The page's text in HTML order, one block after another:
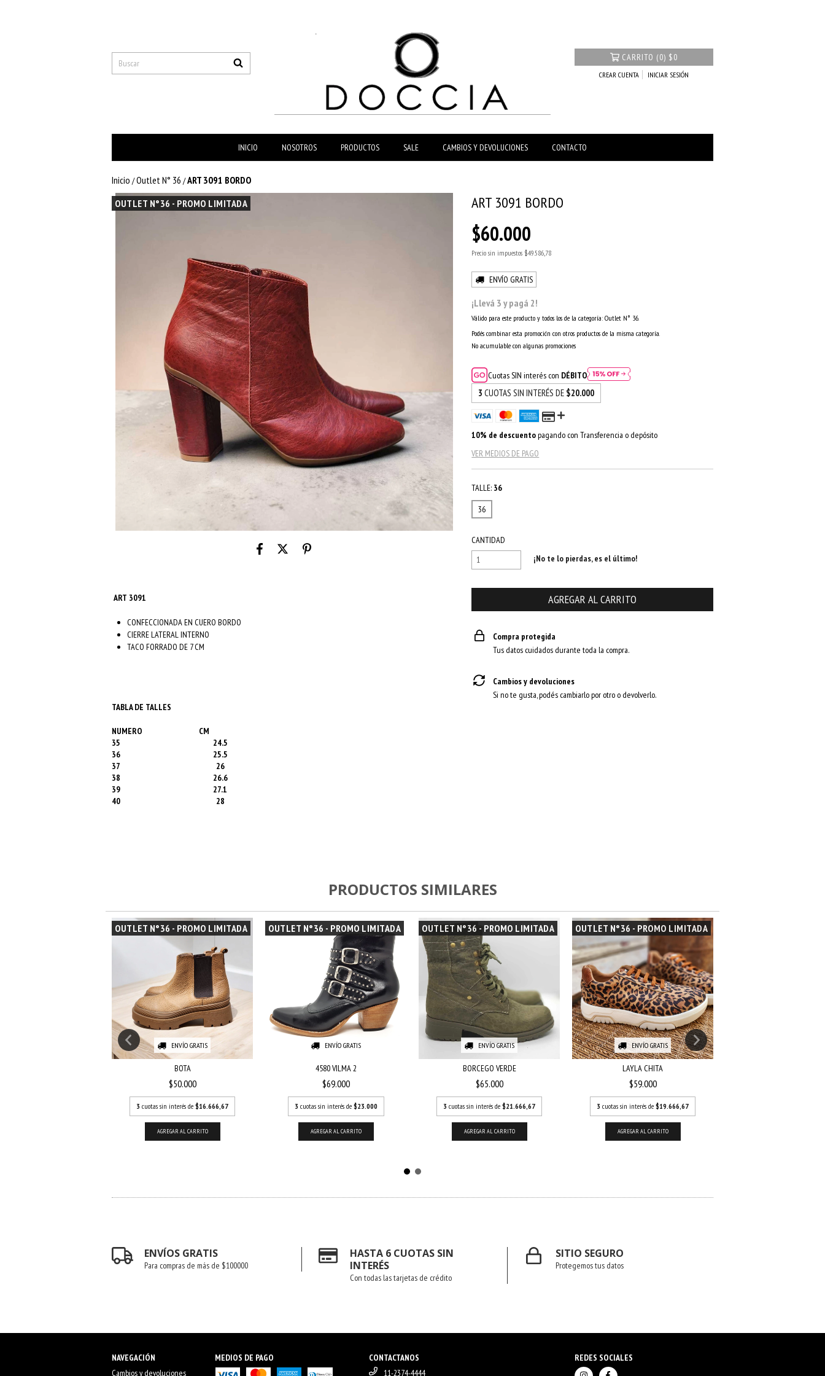
CARRITO (0) $0
CREAR CUENTA INICIAR SESIÓN
INICIO NOSOTROS PRODUCTOS SALE CAMBIOS Y DEVOLUCIONES CONTACTO
Inicio /Outlet N° 36 /ART 3091 BORDO
OUTLET N°36 - PROMO LIMITADA
ART 3091
CONFECCIONADA EN CUERO BORDO
CIERRE LATERAL INTERNO
TACO FORRADO DE 7 CM
TABLA DE TALLES
NUMERO
CM
35
24.5
36
25.5
37
26
38
26.6
39
27.1
40
28
ART 3091 BORDO
$60.000
Precio sin impuestos $49.586,78
ENVÍO GRATIS
¡Llevá 3 y pagá 2!
Válido para este producto y todos los de la categoría: Outlet N° 36.
Podés combinar esta promoción con otros productos de la misma categoría.
No acumulable con algunas promociones
Cuotas SIN interés con DÉBITO
3 CUOTAS SIN INTERÉS DE $20.000
10% de descuentopagando con Transferencia o depósito
VER MEDIOS DE PAGO
TALLE: 36
36
CANTIDAD
¡No te lo pierdas, es el último!
Compra protegida
Tus datos cuidados durante toda la compra.
Cambios y devoluciones
Si no te gusta, podés cambiarlo por otro o devolverlo.
PRODUCTOS SIMILARES
OUTLET N°36 - PROMO LIMITADA
ENVÍO GRATIS
BOTA
$50.000
3 cuotas sin interés de $16.666,67
AGREGAR AL CARRITO
OUTLET N°36 - PROMO LIMITADA
ENVÍO GRATIS
4580 VILMA 2
$69.000
3 cuotas sin interés de $23.000
AGREGAR AL CARRITO
OUTLET N°36 - PROMO LIMITADA
ENVÍO GRATIS
BORCEGO VERDE
$65.000
3 cuotas sin interés de $21.666,67
AGREGAR AL CARRITO
OUTLET N°36 - PROMO LIMITADA
ENVÍO GRATIS
LAYLA CHITA
$59.000
3 cuotas sin interés de $19.666,67
AGREGAR AL CARRITO
ENVÍOS GRATIS
Para compras de más de $100000
HASTA 6 CUOTAS SIN
INTERÉS
Con todas las tarjetas de crédito
SITIO SEGURO
Protegemos tus datos
NAVEGACIÓN
Cambios y devoluciones
MEDIOS DE PAGO
CONTACTANOS
11-2374-4444
REDES SOCIALES